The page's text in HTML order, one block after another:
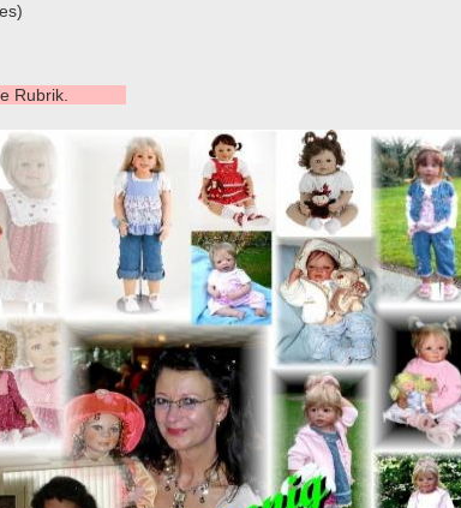
Rubrik.